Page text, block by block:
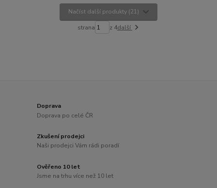
Načíst další produkty (21)
strana z 4další
Doprava
Doprava po celé ČR
Zkušení prodejci
Naši prodejci Vám rádi poradí
Ověřeno 10 let
Jsme na trhu více než 10 let